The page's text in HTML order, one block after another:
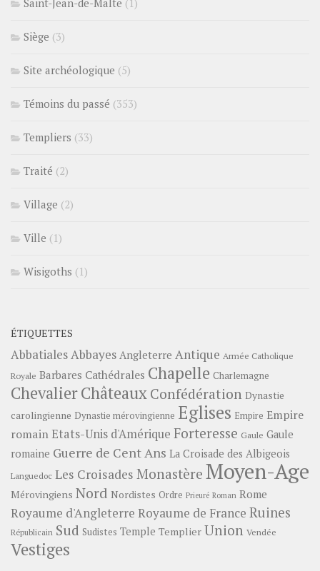
Siège (3)
Site archéologique (5)
Témoins du passé (353)
Templiers (33)
Traité (2)
Village (2)
Ville (1)
Wisigoths (1)
ÉTIQUETTES
Abbatiales Abbayes Angleterre Antique Armée Catholique
Royale Barbares Cathédrales Chapelle Charlemagne
ChevalierChâteauxConfédération Dynastie
carolingienne Dynastie mérovingienne Eglises Empire Empire
romainEtats-Unis d'Amérique Forteresse Gaule Gaule
romaine Guerre de Cent Ans La Croisade des Albigeois
Languedoc Les Croisades Monastère Moyen-Age
Mérovingiens Nord Nordistes Ordre Prieuré Roman Rome
Royaume d'Angleterre Royaume de France Ruines
Républicain Sud Sudistes Temple Templier Union Vendée
Vestiges